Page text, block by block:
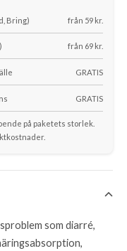
Bring) från 59 kr.
från 69 kr.
GRATIS
GRATIS
på paketets storlek.
som diarré,